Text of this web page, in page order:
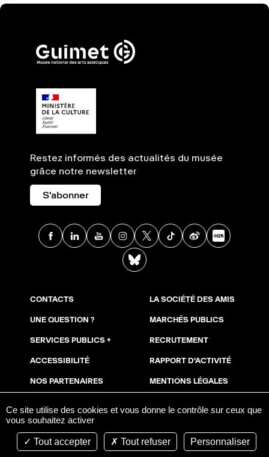
Restez informés des actualités du musée
grâce notre newsletter
S'abonner
Facebook
LinkedinYoutubeInstagram
X TikTokWeibo
CONTACTS
UNE QUESTION ?
SERVICES PUBLICS +
ACCESSIBILITÉ
NOS PARTENAIRES
ESPACE PRESSE
LA SOCIÉTÉ DES AMIS
MARCHÉS PUBLICS
RECRUTEMENT
RAPPORT D'ACTIVITÉ
MENTIONS LÉGALES
Ce site utilise des cookies et vous donne le contrôle sur ceux que
vous souhaitez activer
Tout accepter Tout refuser Personnaliser